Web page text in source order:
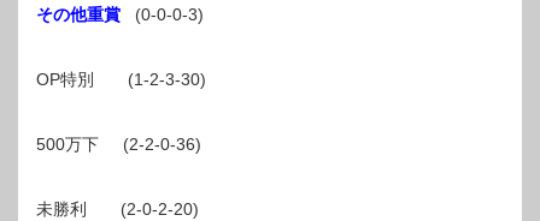
その他重賞 (0-0-0-3)
OP特別 (1-2-3-30)
500万下 (2-2-0-36)
未勝利 (2-0-2-20)